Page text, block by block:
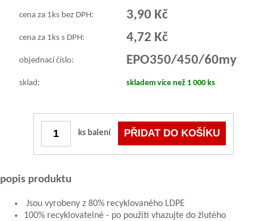
cena za 1ks bez DPH: 3,90 Kč
cena za 1ks s DPH: 4,72 Kč
objednací číslo: EPO350/450/60my
sklad: skladem více než 1 000 ks
ks balení
popis produktu
Jsou vyrobeny z 80% recyklovaného LDPE
100% recyklovatelné - po použití vhazujte do žlutého